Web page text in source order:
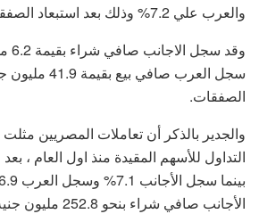
والعرب علي 7.2% وذلك بعد استبعاد الصفقات.
سجل العرب
الصفقات.
التداول للأسهم المقيدة منذ اول العام ،
الأجانب صافي شراء